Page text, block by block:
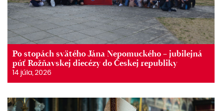
Po stopách svätého Jána Nepomuckého – jubilejná
púť Rožňavskej diecézy do Českej republiky
14 júla, 2026